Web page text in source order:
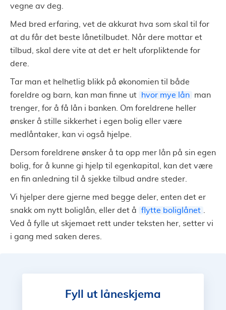
vegne av deg.
Med bred erfaring, vet de akkurat hva som skal til for
at du får det beste lånetilbudet. Når dere mottar et
tilbud, skal dere vite at det er helt uforpliktende for
dere.
Tar man et helhetlig blikk på økonomien til både
foreldre og barn, kan man finne ut
hvor mye lån
man
trenger, for å få lån i banken. Om foreldrene heller
ønsker å stille sikkerhet i egen bolig eller være
medlåntaker, kan vi også hjelpe.
Dersom foreldrene ønsker å ta opp mer lån på sin egen
bolig, for å kunne gi hjelp til egenkapital, kan det være
en fin anledning til å sjekke tilbud andre steder.
Vi hjelper dere gjerne med begge deler, enten det er
snakk om nytt boliglån, eller det å
flytte boliglånet
Ved å fylle ut skjemaet rett under teksten her, setter vi
i gang med saken deres.
Fyll ut låneskjema